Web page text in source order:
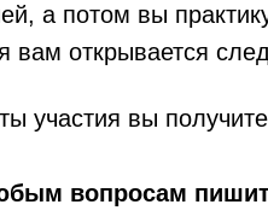
а потом вы
вам открывается
участия вы
вопросам